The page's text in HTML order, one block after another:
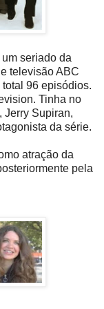
seriado da
televisão ABC
96 episódios.
Tinha no
Jerry Supiran,
da série.
atração da
pela